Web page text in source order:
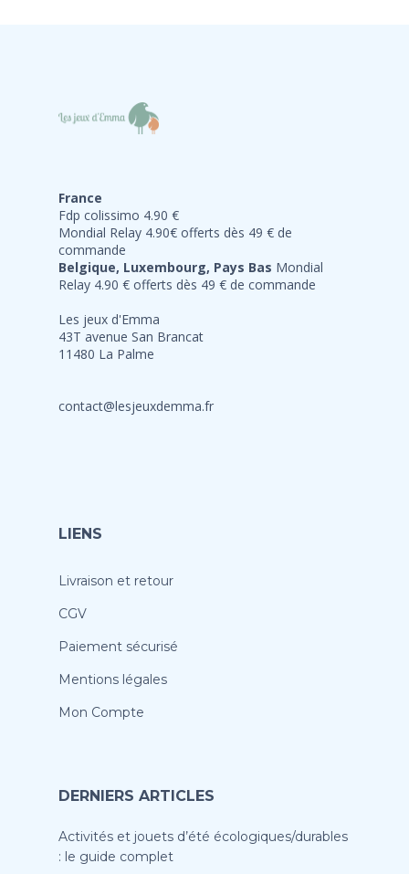
France
Fdp colissimo 4.90 €
Mondial Relay 4.90€ offerts dès 49 € de
commande
Belgique, Luxembourg, Pays Bas Mondial
Relay 4.90 € offerts dès 49 € de commande
Les jeux d'Emma
43T avenue San Brancat
11480 La Palme
contact@lesjeuxdemma.fr
LIENS
Livraison et retour
CGV
Paiement sécurisé
Mentions légales
Mon Compte
DERNIERS ARTICLES
Activités et jouets d’été écologiques/durables
: le guide complet